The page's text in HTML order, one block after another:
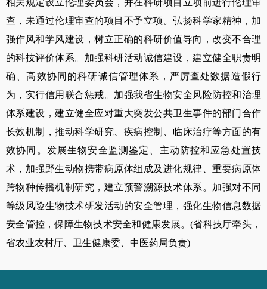
相关规定设立伦理委员会，并在科研项目立项前进行伦理审
查，未通过伦理审查的项目不予立项。弘扬科学家精神，加
强作风和学风建设，树立正确的科研价值导向，改变不合理
的科技评价体系。加强科研活动诚信建设，建立健全职责明
确、高效协同的科研诚信管理体系，严厉查处数据造假行
为，实行信用联合惩戒。加强我省生物安全风险防控和治理
体系建设，建立健全应对重大突发公共卫生事件的部门合作
长效机制，推动科学研究、疾病控制、临床治疗等方面的有
效协同。发展生物安全监测鉴定、主动防控和应急处置技
术，加强野生动物携带病原体组成及进化规律、重要病原体
跨物种传播机制研究，建立预警溯源技术体系。加强对不同
等级风险生物技术研发活动的安全管理，强化生物信息数据
安全管控，保障生物技术安全和健康发展。(省科技厅牵头，
省农业农村厅、卫生健康委、中医药局负责)